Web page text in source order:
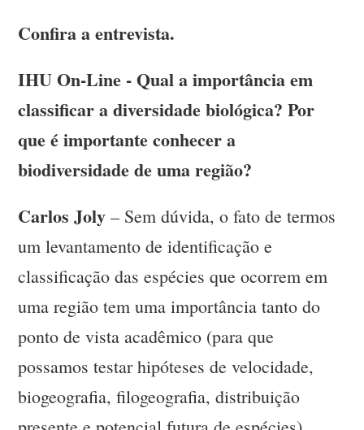
Confira a entrevista.
IHU On-Line - Qual a importância em
classificar a diversidade biológica? Por
que é importante conhecer a
biodiversidade de uma região?
Carlos Joly – Sem dúvida, o fato de termos
um levantamento de identificação e
classificação das espécies que ocorrem em
uma região tem uma importância tanto do
ponto de vista acadêmico (para que
possamos testar hipóteses de velocidade,
biogeografia, filogeografia, distribuição